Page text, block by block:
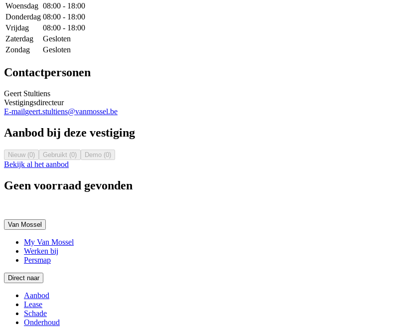
Woensdag 08:00 - 18:00
Donderdag 08:00 - 18:00
Vrijdag
08:00 - 18:00
Zaterdag
Gesloten
Zondag
Gesloten
Contactpersonen
Geert Stultiens
Vestigingsdirecteur
E-mailgeert.stultiens@vanmossel.be
Aanbod bij deze vestiging
Nieuw (0) Gebruikt (0) Demo (0)
Bekijk al het aanbod
Geen voorraad gevonden
Van Mossel
My Van Mossel
Werken bij
Persmap
Direct naar
Aanbod
Lease
Schade
Onderhoud